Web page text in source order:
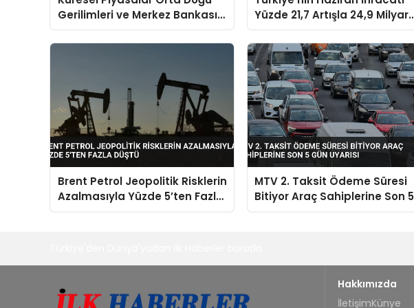
Gerilimleri ve Merkez Bankası
Kararlarıyla Dalgalandı
Yüzde 21,7 Artışla 24,9 Milyar
Dolara Ulaştı
Brent Petrol Jeopolitik Risklerin
Azalmasıyla Yüzde 5’ten Fazla
Düştü
MTV 2. Taksit Ödeme Süresi
Bitiyor Araç Sahiplerine Son 5
Gün Uyarısı
Hakkımızda
İletişimKünye